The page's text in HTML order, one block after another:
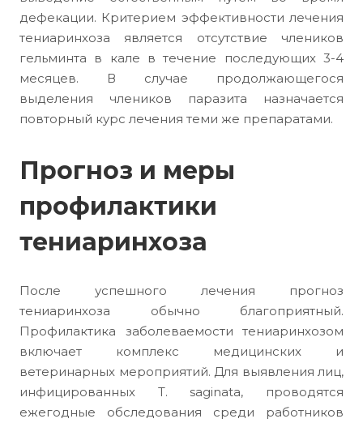
дефекации. Критерием эффективности лечения
тениаринхоза является отсутствие члеников
гельминта в кале в течение последующих 3-4
месяцев. В случае продолжающегося
выделения члеников паразита назначается
повторный курс лечения теми же препаратами.
Прогноз и меры
профилактики
тениаринхоза
После успешного лечения прогноз
тениаринхоза обычно благоприятный.
Профилактика заболеваемости тениаринхозом
включает комплекс медицинских и
ветеринарных мероприятий. Для выявления лиц,
инфицированных T. saginata, проводятся
ежегодные обследования среди работников